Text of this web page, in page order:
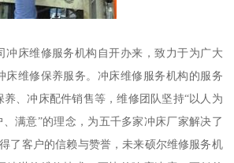
冲床维修服务机构自开办来，致力于为广大
床维修保养服务。冲床维修服务机构的服务
、冲床配件销售等，维修团队坚持“以人为
满意”的理念，为五千多家冲床厂家解决了
了客户的信赖与赞誉，未来硕尔维修服务机